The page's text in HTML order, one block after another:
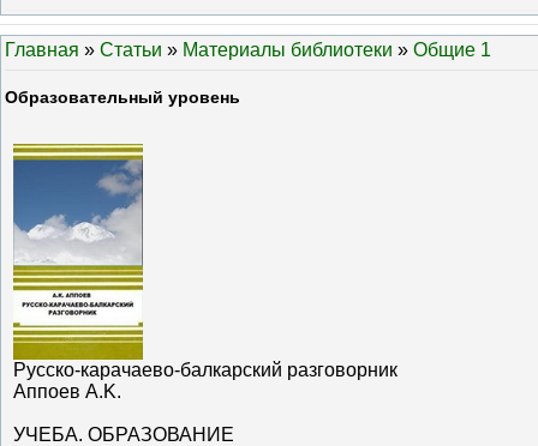
Главная » Статьи » Материалы библиотеки » Общие 1
Образовательный уровень
Русско-карачаево-балкарский разговорник
Аппоев A.K.
УЧЕБА. ОБРАЗОВАНИЕ